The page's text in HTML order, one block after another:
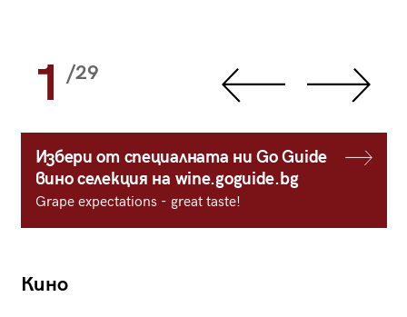
1 /29
Избери от специалната ни Go Guide
вино селекция на wine.goguide.bg
Grape expectations - great taste!
Кино